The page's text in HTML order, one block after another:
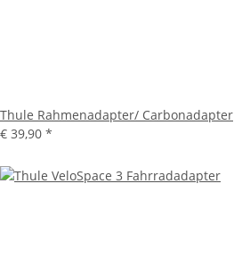
Thule Rahmenadapter/ Carbonadapter
€ 39,90 *